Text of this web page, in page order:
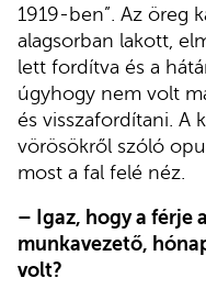
1919-ben”. Az öreg
alagsorban lakott,
lett fordítva és a
úgyhogy nem volt
és visszafordítani. A
vörösökről szóló
most a fal felé néz.
– Igaz, hogy a férje
munkavezető,
volt?